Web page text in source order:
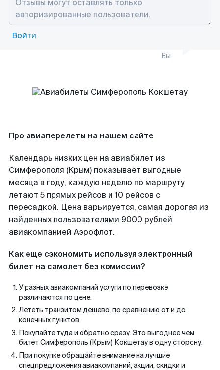
Войти
Вы
Про авиаперелеты на нашем сайте
Календарь низких цен на авиабилет из
Симферополя (Крым) показывает выгодные
месяца в году, каждую неделю по маршруту
летают 5 прямых рейсов и 10 рейсов с
пересадкой. Цена варьируется, самая дорогая из
найденных пользователями 9000 рублей
авиакомпанией Аэрофлот.
Как еще сэкономить используя электронный
билет на самолет без комиссии?
У разных авиакомпаний услуги по перевозке
различаются по цене.
Лететь транзитом дешево, по сравнению от и до
конечных пунктов.
Покупайте туда и обратно сразу. Это выгоднее чем
билет Симферополь (Крым) Кокшетау в одну сторону.
При покупке обращайте внимание на лучшие
спецпредложения авиакомпаний, акции, скидки и